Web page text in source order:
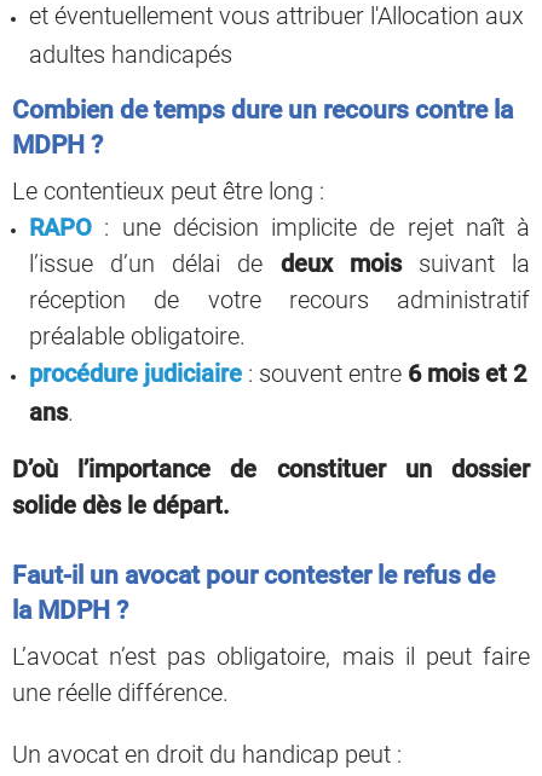
et éventuellement vous attribuer l'Allocation aux
adultes handicapés
Combien de temps dure un recours contre la
MDPH ?
Le contentieux peut être long :
RAPO : une décision implicite de rejet naît à
l’issue d’un délai de deux moissuivant la
réception de votre recours administratif
préalable obligatoire.
procédure judiciaire : souvent entre 6 mois et 2
ans.
D’où l’importance de constituer un dossier
solide dès le départ.
Faut-il un avocat pour contester le refus de
la MDPH ?
L’avocat n’est pas obligatoire, mais il peut faire
une réelle différence.
Un avocat en droit du handicap peut :